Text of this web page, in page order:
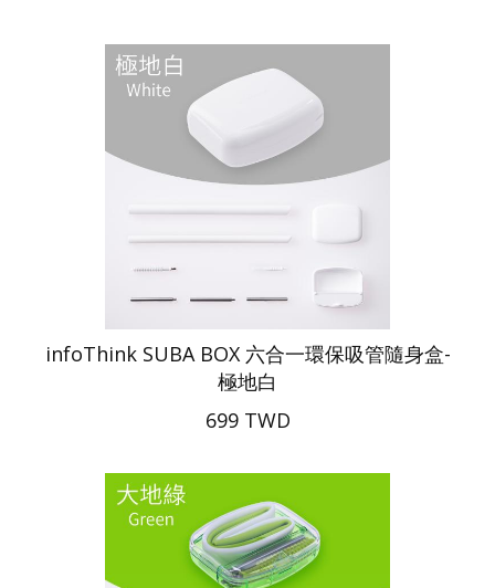
infoThink SUBA BOX 六合一環保吸管隨身盒-
極地白
699 TWD